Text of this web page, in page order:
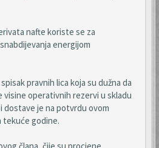
nafte koriste se za
energijom
pravnih lica koja su dužna da
operativnih rezervi u skladu
dostave je na potvrdu ovom
tekuće godine.